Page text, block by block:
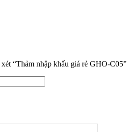
“Thảm nhập khẩu giá rẻ GHO-C05”